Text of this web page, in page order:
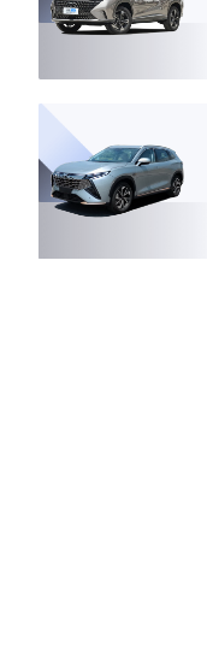
·外观表现一般，低于
·空间表现较为优秀，